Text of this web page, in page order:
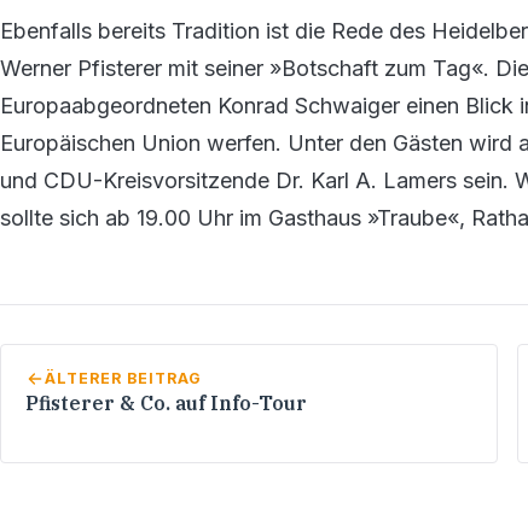
Ebenfalls bereits Tradition ist die Rede des
Werner Pfisterer mit seiner »Botschaft zum Tag«.
Europaabgeordneten Konrad Schwaiger einen
Europäischen Union werfen. Unter den Gästen
und CDU-Kreisvorsitzende Dr. Karl A. Lamers sein.
sollte sich ab 19.00 Uhr im Gasthaus »Traube«,
ÄLTERER BEITRAG
Pfisterer & Co. auf Info-Tour